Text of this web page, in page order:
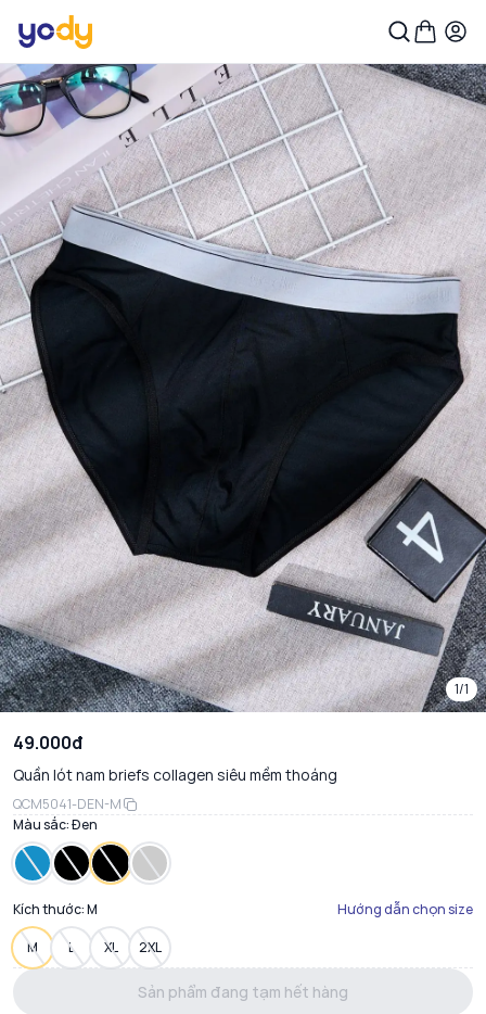
1/1
49.000đ
Quần lót nam briefs collagen siêu mềm thoáng
QCM5041-DEN-M
Màu sắc:Đen
Kích thước:M Hướng dẫn chọn size
M L XL 2XL
Sản phẩm đang tạm hết hàng